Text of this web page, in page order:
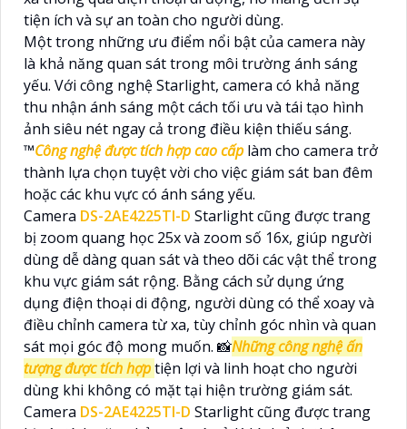
tiện ích và sự an toàn cho người dùng.
Một trong những ưu điểm nổi bật của camera này
là khả năng quan sát trong môi trường ánh sáng
yếu. Với công nghệ Starlight, camera có khả năng
thu nhận ánh sáng một cách tối ưu và tái tạo hình
ảnh siêu nét ngay cả trong điều kiện thiếu sáng.
™️Công nghệ được tích hợp cao cấp làm cho camera trở
thành lựa chọn tuyệt vời cho việc giám sát ban đêm
hoặc các khu vực có ánh sáng yếu.
Camera DS-2AE4225TI-D Starlight cũng được trang
bị zoom quang học 25x và zoom số 16x, giúp người
dùng dễ dàng quan sát và theo dõi các vật thể trong
khu vực giám sát rộng. Bằng cách sử dụng ứng
dụng điện thoại di động, người dùng có thể xoay và
điều chỉnh camera từ xa, tùy chỉnh góc nhìn và quan
sát mọi góc độ mong muốn. 📸Những công nghệ ấn
tượng được tích hợptiện lợi và linh hoạt cho người
dùng khi không có mặt tại hiện trường giám sát.
Camera DS-2AE4225TI-D Starlight cũng được trang